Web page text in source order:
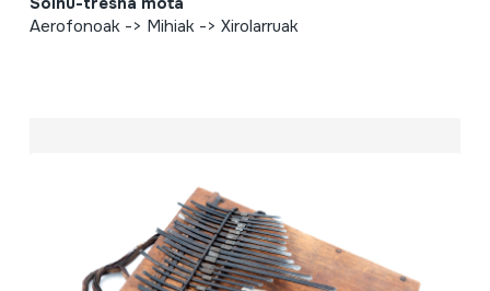
Aerofonoak -> Mihiak -> Xirolarruak